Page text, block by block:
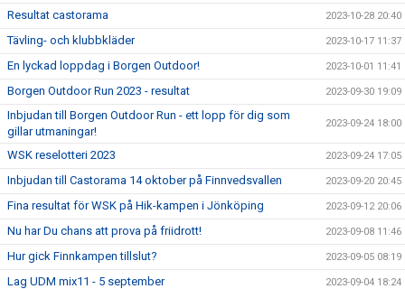
Resultat castorama 2023-10-28 20:40
Tävling- och klubbkläder 2023-10-17 11:37
En lyckad loppdag i Borgen Outdoor! 2023-10-01 11:41
Borgen Outdoor Run 2023 - resultat 2023-09-30 19:09
Inbjudan till Borgen Outdoor Run - ett lopp för dig som
gillar utmaningar!
2023-09-24 18:00
WSK reselotteri 2023 2023-09-24 17:05
Inbjudan till Castorama 14 oktober på Finnvedsvallen 2023-09-20 20:45
Fina resultat för WSK på Hik-kampen i Jönköping 2023-09-12 20:06
Nu har Du chans att prova på friidrott! 2023-09-08 11:46
Hur gick Finnkampen tillslut? 2023-09-05 08:19
Lag UDM mix11 - 5 september 2023-09-04 18:24